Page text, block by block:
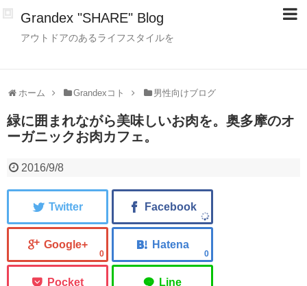
Grandex "SHARE" Blog
アウトドアのあるライフスタイルを
ホーム Grandexコト 男性向けブログ
緑に囲まれながら美味しいお肉を。奥多摩のオ
ーガニックお肉カフェ。
2016/9/8
0 0